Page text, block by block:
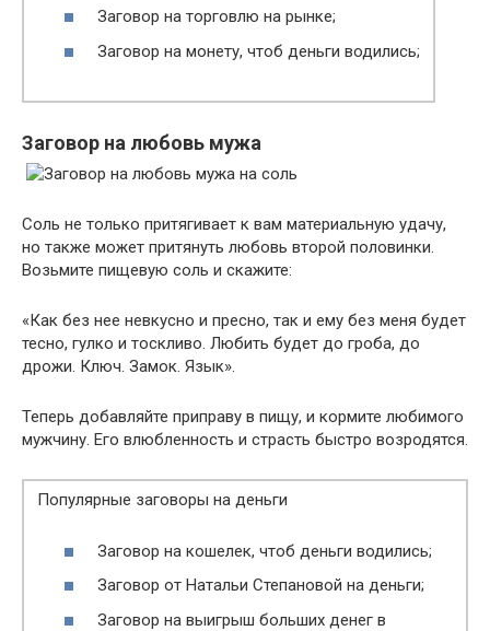
Заговор на торговлю на рынке;
Заговор на монету, чтоб деньги водились;
Заговор на любовь мужа
Соль не только притягивает к вам материальную удачу,
но также может притянуть любовь второй половинки.
Возьмите пищевую соль и скажите:
«Как без нее невкусно и пресно, так и ему без меня будет
тесно, гулко и тоскливо. Любить будет до гроба, до
дрожи. Ключ. Замок. Язык».
Теперь добавляйте приправу в пищу, и кормите любимого
мужчину. Его влюбленность и страсть быстро возродятся.
Популярные заговоры на деньги
Заговор на кошелек, чтоб деньги водились;
Заговор от Натальи Степановой на деньги;
Заговор на выигрыш больших денег в